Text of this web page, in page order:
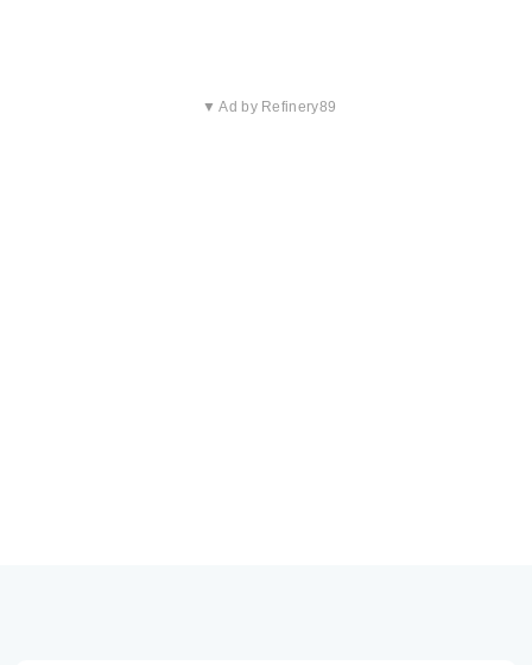
▼ Ad by Refinery89